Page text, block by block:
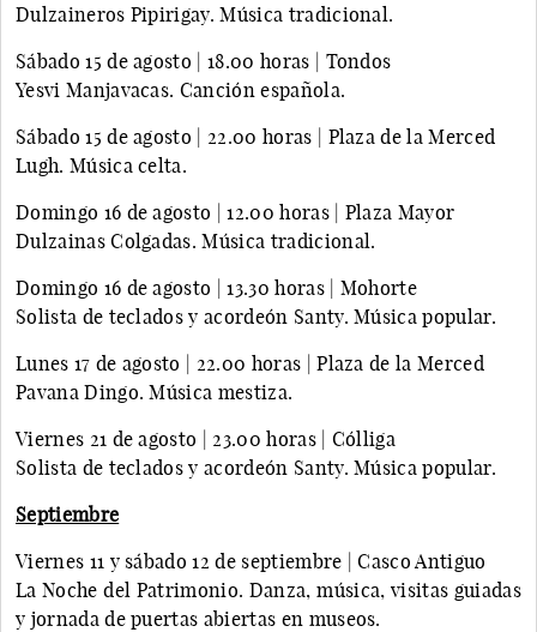
Dulzaineros Pipirigay. Música tradicional.
Sábado 15 de agosto | 18.00 horas | Tondos
Yesvi Manjavacas. Canción española.
Sábado 15 de agosto | 22.00 horas | Plaza de la Merced
Lugh. Música celta.
Domingo 16 de agosto | 12.00 horas | Plaza Mayor
Dulzainas Colgadas. Música tradicional.
Domingo 16 de agosto | 13.30 horas | Mohorte
Solista de teclados y acordeón Santy. Música popular.
Lunes 17 de agosto | 22.00 horas | Plaza de la Merced
Pavana Dingo. Música mestiza.
Viernes 21 de agosto | 23.00 horas | Cólliga
Solista de teclados y acordeón Santy. Música popular.
Septiembre
Viernes 11 y sábado 12 de septiembre | Casco Antiguo
La Noche del Patrimonio. Danza, música, visitas guiadas
y jornada de puertas abiertas en museos.